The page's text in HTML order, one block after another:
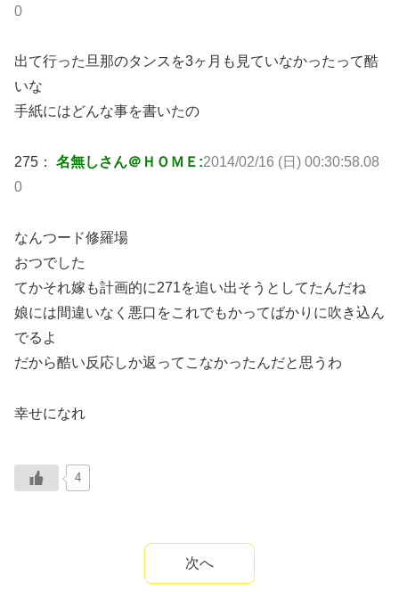
0
出て行った旦那のタンスを3ヶ月も見ていなかったって酷
いな
手紙にはどんな事を書いたの
275： 名無しさん＠ＨＯＭＥ:2014/02/16 (日) 00:30:58.08
0
なんつード修羅場
おつでした
てかそれ嫁も計画的に271を追い出そうとしてたんだね
娘には間違いなく悪口をこれでもかってばかりに吹き込ん
でるよ
だから酷い反応しか返ってこなかったんだと思うわ
幸せになれ
4
次へ